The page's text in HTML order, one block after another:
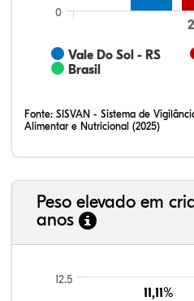
Vale Do Sol - RS
Brasil
0
Fonte: SISVAN - Sistema de
Alimentar e Nutricional (2025)
Peso elevado em
anos
11,11%
11,11%
12.5